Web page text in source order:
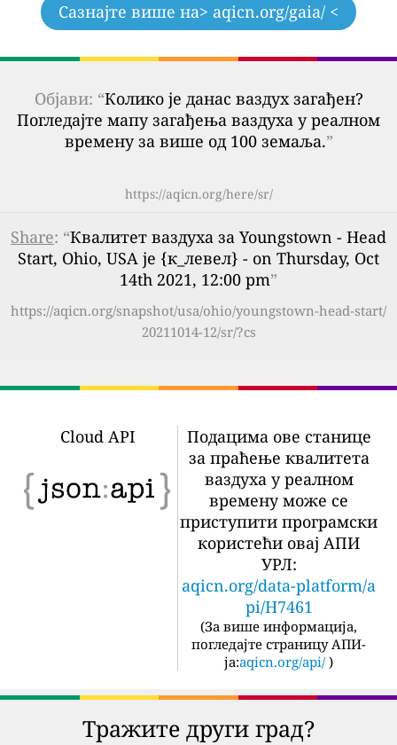
Сазнајте више на> aqicn.org/gaia/ <
Објави: “Колико је данас ваздух загађен?
Погледајте мапу загађења ваздуха у реалном
времену за више од 100 земаља.”
https://aqicn.org/here/sr/
Share: “Квалитет ваздуха за Youngstown - Head
Start, Ohio, USA је {к_левел} - on Thursday, Oct
14th 2021, 12:00 pm”
https://aqicn.org/snapshot/usa/ohio/youngstown-head-start/
20211014-12/sr/?cs
Cloud API
Подацима ове станице
за праћење квалитета
ваздуха у реалном
времену може се
приступити програмски
користећи овај АПИ
УРЛ:
aqicn.org/data-platform/a
pi/H7461
(За више информација,
погледајте страницу АПИ-
ја:aqicn.org/api/ )
Тражите други град?